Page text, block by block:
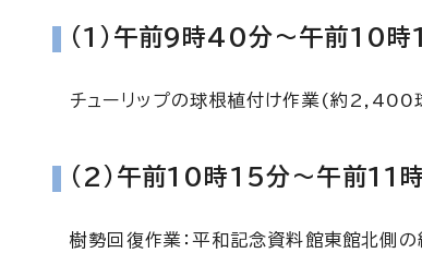
(1)午前9時40分～午前10時
チューリップの球根植付け作業(約2,400
(2)午前10時15分～午前11
樹勢回復作業：平和記念資料館東館北側の